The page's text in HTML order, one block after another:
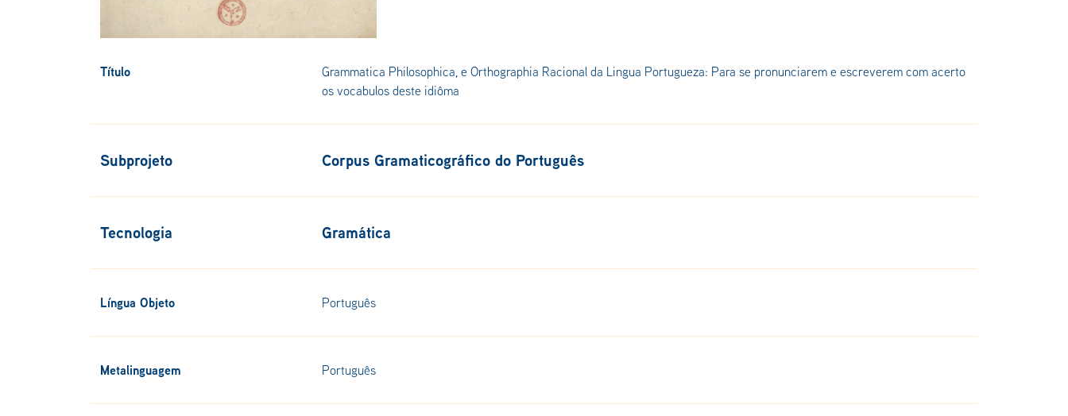
Título
Grammatica Philosophica, e Orthographia Racional da Lingua Portugueza: Para se pronunciarem e escreverem com acerto
os vocabulos deste idiôma
Subprojeto Corpus Gramaticográfico do Português
Tecnologia Gramática
Língua Objeto Português
Metalinguagem Português